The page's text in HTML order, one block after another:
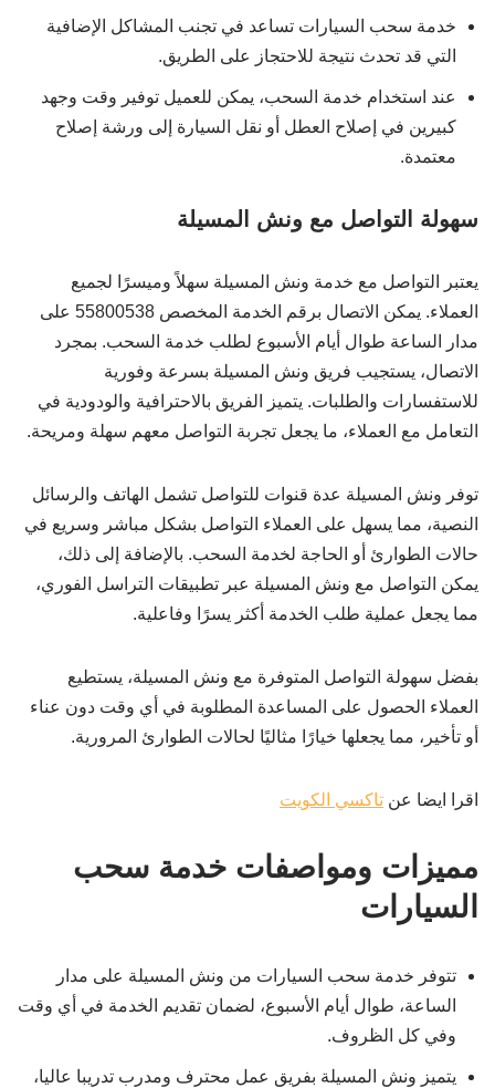
خدمة سحب السيارات تساعد في تجنب المشاكل الإضافية
التي قد تحدث نتيجة للاحتجاز على الطريق.
عند استخدام خدمة السحب، يمكن للعميل توفير وقت وجهد
كبيرين في إصلاح العطل أو نقل السيارة إلى ورشة إصلاح
معتمدة.
سهولة التواصل مع ونش المسيلة
يعتبر التواصل مع خدمة ونش المسيلة سهلاً وميسرًا لجميع
العملاء. يمكن الاتصال برقم الخدمة المخصص 55800538 على
مدار الساعة طوال أيام الأسبوع لطلب خدمة السحب. بمجرد
الاتصال، يستجيب فريق ونش المسيلة بسرعة وفورية
للاستفسارات والطلبات. يتميز الفريق بالاحترافية والودودية في
التعامل مع العملاء، ما يجعل تجربة التواصل معهم سهلة ومريحة.
توفر ونش المسيلة عدة قنوات للتواصل تشمل الهاتف والرسائل
النصية، مما يسهل على العملاء التواصل بشكل مباشر وسريع في
حالات الطوارئ أو الحاجة لخدمة السحب. بالإضافة إلى ذلك،
يمكن التواصل مع ونش المسيلة عبر تطبيقات التراسل الفوري،
مما يجعل عملية طلب الخدمة أكثر يسرًا وفاعلية.
بفضل سهولة التواصل المتوفرة مع ونش المسيلة، يستطيع
العملاء الحصول على المساعدة المطلوبة في أي وقت دون عناء
أو تأخير، مما يجعلها خيارًا مثاليًا لحالات الطوارئ المرورية.
اقرا ايضا عن تاكسي الكويت
مميزات ومواصفات خدمة سحب
السيارات
تتوفر خدمة سحب السيارات من ونش المسيلة على مدار
الساعة، طوال أيام الأسبوع، لضمان تقديم الخدمة في أي وقت
وفي كل الظروف.
يتميز ونش المسيلة بفريق عمل محترف ومدرب تدريبا عاليا،